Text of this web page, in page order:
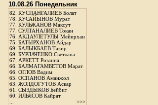
10.08.26 Понедельник
82. КУСПАНГАЛИЕВ Болат
78. КУСАЙЫНОВ Мурат
77. КУЛЬЖАНОВ Максут
77. СУЛТАНАЛИЕВ Токан
76. АКДАУЛЕТУЛЫ Мейирхан
75. БАТЫРХАНОВ Айдар
69. БАЛЫКБАЕВ Такир
69. БУРЛАЧЕНКО Светлана
67. АРКЕТТ Розанна
66. БАЛМАГАМБЕТОВ Марат
66. ОГЛОВ Вадим
65. ОСПАНОВ Аманжол
63. ЖОЛДОГУТОВ Аскар
61. СЫЗДЫКОВ Бейбит
60. ИЛЬЯСОВ Кайрат
>>>